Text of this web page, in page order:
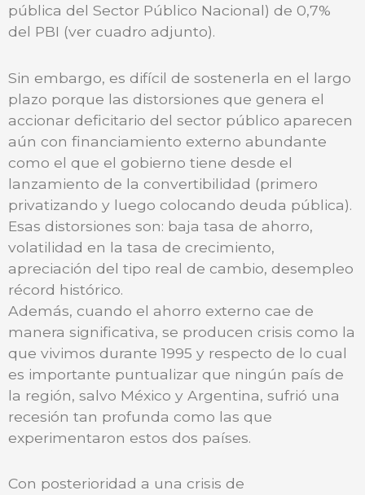
pública del Sector Público Nacional) de 0,7%
del PBI (ver cuadro adjunto).
Sin embargo, es difícil de sostenerla en el largo
plazo porque las distorsiones que genera el
accionar deficitario del sector público aparecen
aún con financiamiento externo abundante
como el que el gobierno tiene desde el
lanzamiento de la convertibilidad (primero
privatizando y luego colocando deuda pública).
Esas distorsiones son: baja tasa de ahorro,
volatilidad en la tasa de crecimiento,
apreciación del tipo real de cambio, desempleo
récord histórico.
Además, cuando el ahorro externo cae de
manera significativa, se producen crisis como la
que vivimos durante 1995 y respecto de lo cual
es importante puntualizar que ningún país de
la región, salvo México y Argentina, sufrió una
recesión tan profunda como las que
experimentaron estos dos países.
Con posterioridad a una crisis de